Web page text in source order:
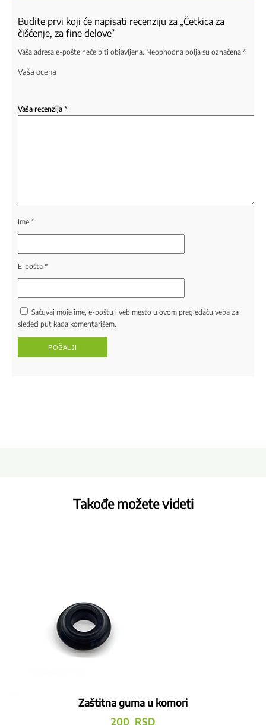
Budite prvi koji će napisati recenziju za „Četkica za
čišćenje, za fine delove“
Vaša adresa e-pošte neće biti objavljena. Neophodna polja su označena *
Vaša ocena
Vaša recenzija *
Ime *
E-pošta *
Sačuvaj moje ime, e-poštu i veb mesto u ovom pregledaču veba za
sledeći put kada komentarišem.
Takođe možete videti
Zaštitna guma u komori
200 RSD